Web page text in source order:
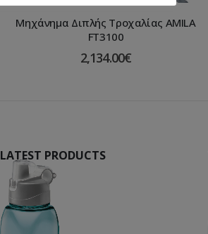
Μηχάνημα Διπλής Τροχαλίας AMILA
FT3100
2,134.00€
LATEST PRODUCTS